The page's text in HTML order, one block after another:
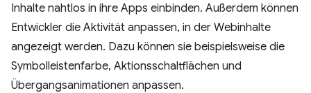
Inhalte nahtlos in ihre Apps einbinden. Außerdem können
Entwickler die Aktivität anpassen, in der Webinhalte
angezeigt werden. Dazu können sie beispielsweise die
Symbolleistenfarbe, Aktionsschaltflächen und
Übergangsanimationen anpassen.